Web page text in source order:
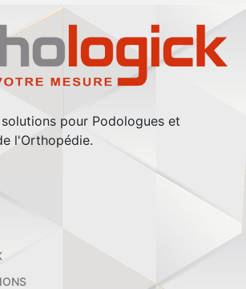
pour Podologues et
l'Orthopédie.